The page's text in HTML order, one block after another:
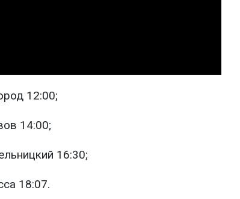
12:00;
14:00;
16:30;
18:07.